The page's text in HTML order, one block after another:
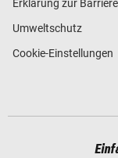
Erklärung zur
Umweltschutz
Cookie-Einstellungen